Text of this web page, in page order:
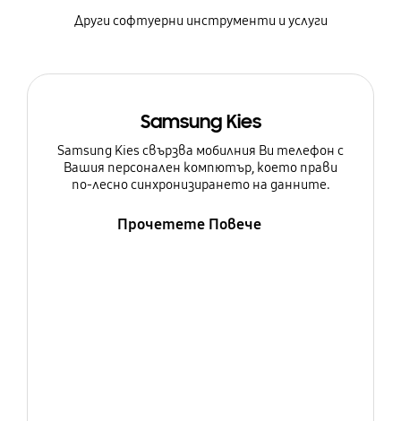
Други софтуерни инструменти и услуги
Samsung Kies
Samsung Kies свързва мобилния Ви телефон с
Вашия персонален компютър, което прави
по-лесно синхронизирането на данните.
Прочетете Повече